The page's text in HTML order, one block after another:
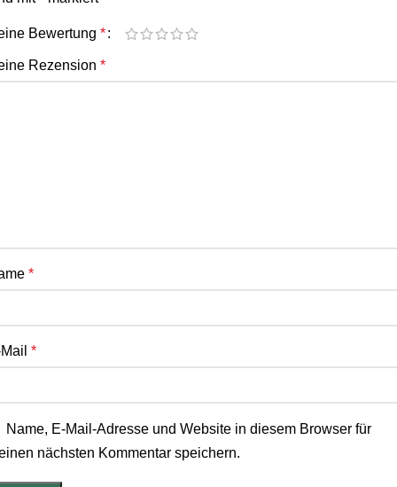
Bewertung *
Rezension *
*
*
Name, E-Mail-Adresse und Website in diesem Browser für
nächsten Kommentar speichern.